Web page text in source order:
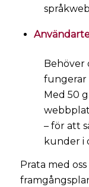
Behöver
fungerar
Med 50
– för att
kunder i
Prata med